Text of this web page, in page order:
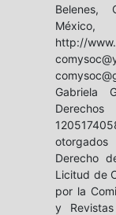
Belenes,
México,
http://
Gabriela
Derecho
Licitud de
por la
y